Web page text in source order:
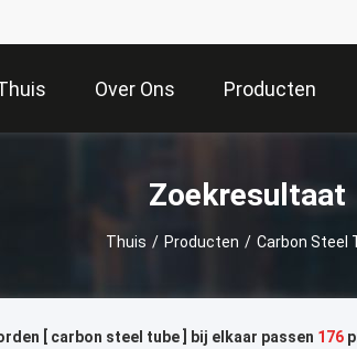
Over Ons Producten
Zoekresultaat
Thuis / Producten / Carbon Steel
[ carbon steel tube ] bij elkaar passen 176